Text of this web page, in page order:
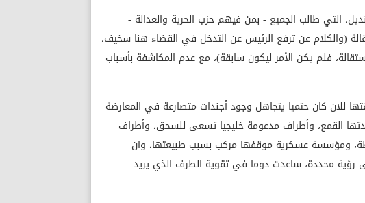
التي طالب الجميع - بمن فيهم حزب الحرية والعدالة -
(والكلام عن ترفع الرئيس عن التدخل في القضاء هنا سخيف،
فلم يكن الأمر ليكون سابقة)، مع عدم المكاشفة بأسباب
من وقتها للان كان حتميا يتجاهل وجود أجندات متصارعة في المعارضة
القمع، وأطراف مدعومة خليجيا تسعى للسحق، وأطراف
ومؤسسة عسكرية موقفها مركب بسبب طبيعتها، وان
رؤية محددة، ساعدت دوما في تقوية الطرف الذي يريد